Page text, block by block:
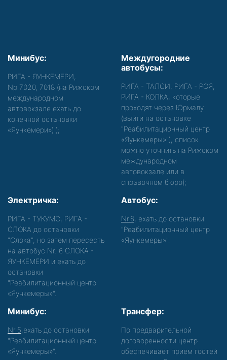
Минибус:
РИГА - ЯУНКЕМЕРИ,
Nр.7020, 7018 (на Рижском
международном
автовокзале ехать до
конечной остановки
«Яункемери») );
Междугородние
автобусы:
РИГА - ТАЛСИ, РИГА - РОЯ,
РИГА - КОЛКА, которые
проходят через Юрмалу
(выйти на остановке
"Реабилитационный центр
«Яункемеры»"), список
можно уточнить на Рижском
международном
автовокзале или в
справочном бюро);
Электричка:
РИГА - ТУКУМС, РИГА -
СЛОКА до остановки
"Слока", но затем пересесть
на автобус Nr. 6 СЛОКА -
ЯУНКЕМЕРИ и ехать до
остановки
"Реабилитационный центр
«Яункемеры»".
Автобус:
Nr.6 , ехать до остановки
"Реабилитационный центр
«Яункемеры»".
Минибус:
Nr.5 ,ехать до остановки
"Реабилитационный центр
«Яункемеры»".
Трансфер:
По предварительной
договоренности центр
обеспечивает прием гостей